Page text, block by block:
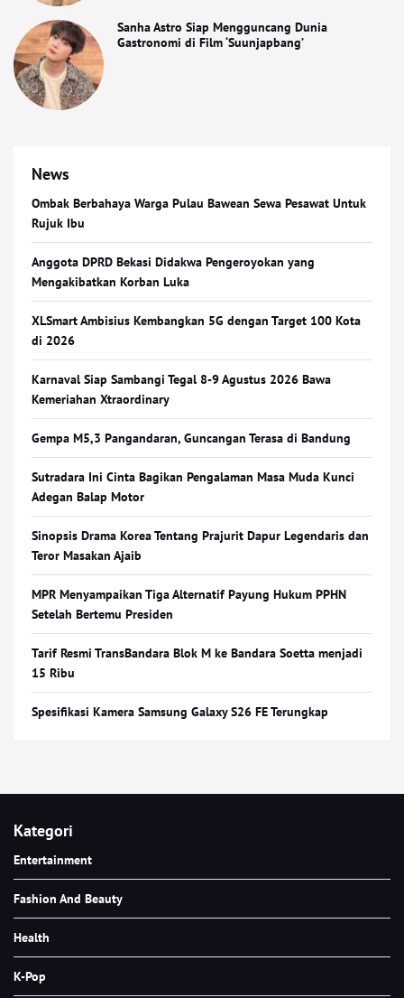
Sanha Astro Siap Mengguncang Dunia
Gastronomi di Film ‘Suunjapbang’
News
Ombak Berbahaya Warga Pulau Bawean Sewa Pesawat Untuk
Rujuk Ibu
Anggota DPRD Bekasi Didakwa Pengeroyokan yang
Mengakibatkan Korban Luka
XLSmart Ambisius Kembangkan 5G dengan Target 100 Kota
di 2026
Karnaval Siap Sambangi Tegal 8-9 Agustus 2026 Bawa
Kemeriahan Xtraordinary
Gempa M5,3 Pangandaran, Guncangan Terasa di Bandung
Sutradara Ini Cinta Bagikan Pengalaman Masa Muda Kunci
Adegan Balap Motor
Sinopsis Drama Korea Tentang Prajurit Dapur Legendaris dan
Teror Masakan Ajaib
MPR Menyampaikan Tiga Alternatif Payung Hukum PPHN
Setelah Bertemu Presiden
Tarif Resmi TransBandara Blok M ke Bandara Soetta menjadi
15 Ribu
Spesifikasi Kamera Samsung Galaxy S26 FE Terungkap
Kategori
Entertainment
Fashion And Beauty
Health
K-Pop